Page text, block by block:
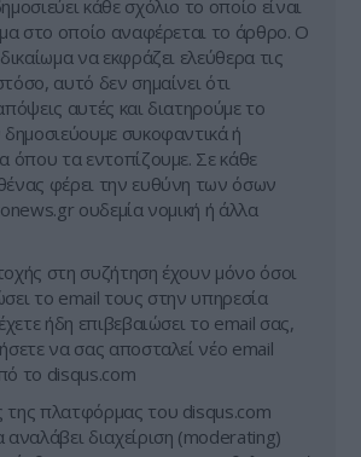
κάθε σχόλιο το οποίο είναι
στο οποίο αναφέρεται το άρθρο. Ο
να εκφράζει ελεύθερα τις
αυτό δεν σημαίνει ότι
αυτές και διατηρούμε το
συκοφαντικά ή
όπου τα εντοπίζουμε. Σε κάθε
φέρει την ευθύνη των όσων
ουδεμία νομική ή άλλα
στη συζήτηση έχουν μόνο όσοι
το email τους στην υπηρεσία
ήδη επιβεβαιώσει το email σας,
να σας αποσταλεί νέο email
το disqus.com
της πλατφόρμας του disqus.com
αναλάβει διαχείριση (moderating)